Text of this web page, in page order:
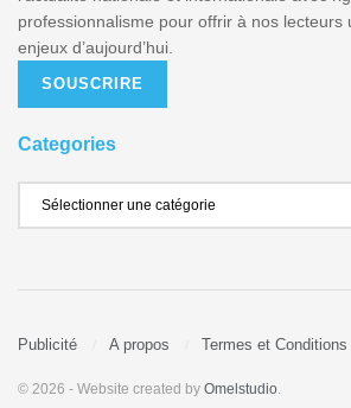
professionnalisme pour offrir à nos lecteurs
enjeux d’aujourd’hui.
SOUSCRIRE
Categories
Publicité A propos Termes et Conditions
© 2026 - Website created by Omelstudio